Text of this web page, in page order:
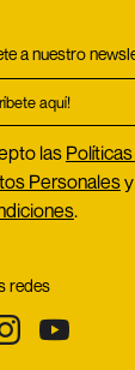
a nuestro
las
Personalesy
.
redes